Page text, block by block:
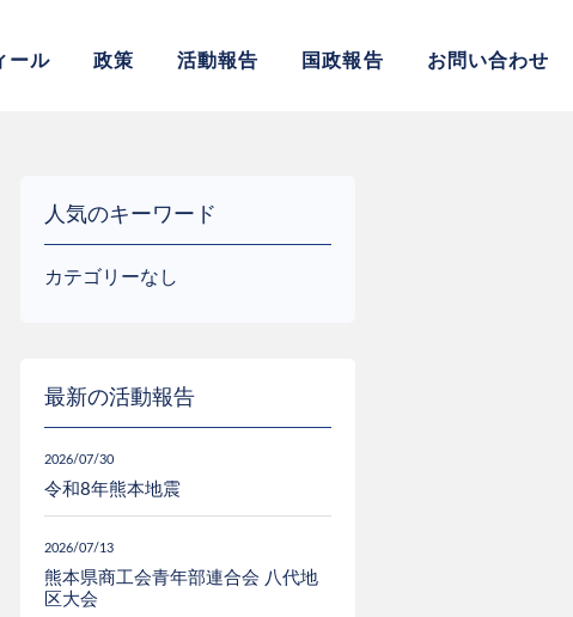
ール 政策 活動報告 国政報告 お問い合わせ
人気のキーワード
カテゴリーなし
最新の活動報告
2026/07/30
令和8年熊本地震
2026/07/13
熊本県商工会青年部連合会 八代地
区大会